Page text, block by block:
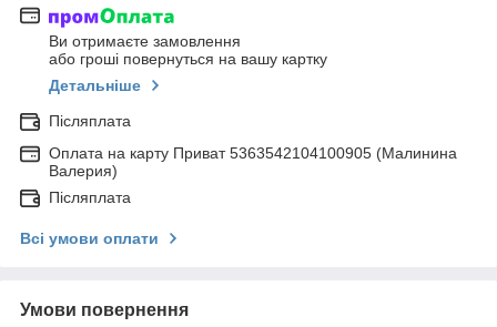
Ви отримаєте замовлення
або гроші повернуться на вашу картку
Детальніше
Післяплата
Оплата на карту Приват 5363542104100905 (Малинина
Валерия)
Післяплата
Всі умови оплати
Умови повернення